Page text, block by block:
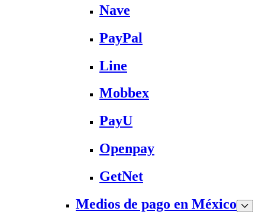
Nave
PayPal
Line
Mobbex
PayU
Openpay
GetNet
Medios de pago en México